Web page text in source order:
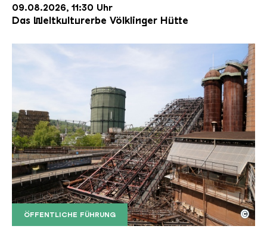
09.08.2026, 11:30 Uhr
Das Weltkulturerbe Völklinger Hütte
ÖFFENTLICHE FÜHRUNG
Der Erzschrägaufzug der Völklinger Hütte mit
Copyright: Weltkulturerbe Völklinger Hütte | Karl
©